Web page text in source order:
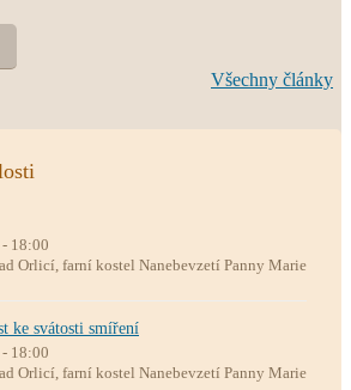
Všechny články
18:00
Orlicí, farní kostel Nanebevzetí Panny Marie
ke svátosti smíření
18:00
Orlicí, farní kostel Nanebevzetí Panny Marie